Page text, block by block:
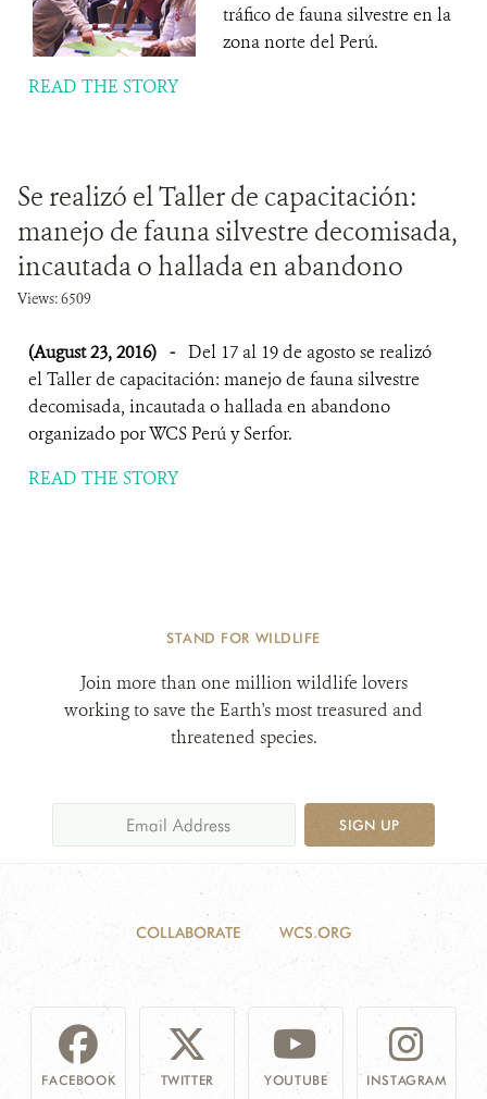
tráfico de fauna silvestre en la
zona norte del Perú.
READ THE STORY
Se realizó el Taller de capacitación:
manejo de fauna silvestre decomisada,
incautada o hallada en abandono
Views: 6509
(August 23, 2016) - Del 17 al 19 de agosto se realizó
el Taller de capacitación: manejo de fauna silvestre
decomisada, incautada o hallada en abandono
organizado por WCS Perú y Serfor.
READ THE STORY
STAND FOR WILDLIFE
Join more than one million wildlife lovers
working to save the Earth's most treasured and
threatened species.
SIGN UP
COLLABORATE WCS.ORG
FACEBOOK TWITTER YOUTUBE INSTAGRAM